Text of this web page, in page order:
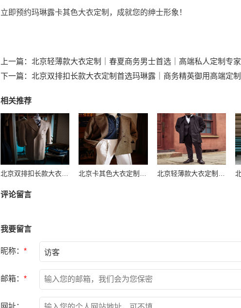
立即预约玛琳露卡其色大衣定制，成就您的绅士形象！
上一篇： 北京轻薄款大衣定制｜春夏商务男士首选｜高端私人定制专家
下一篇： 北京双排扣长款大衣定制首选玛琳露｜商务精英御用高端定制
相关推荐
北京双排扣长款大衣定制首选玛琳露｜商务精英御用高端定制 北京卡其色大衣定制首选玛琳露｜高端商务男士私人定制专家 北京轻薄款大衣定制｜春夏商务男士首选｜高端私人定制专家
评论留言
我要留言
昵称： *
邮箱： *